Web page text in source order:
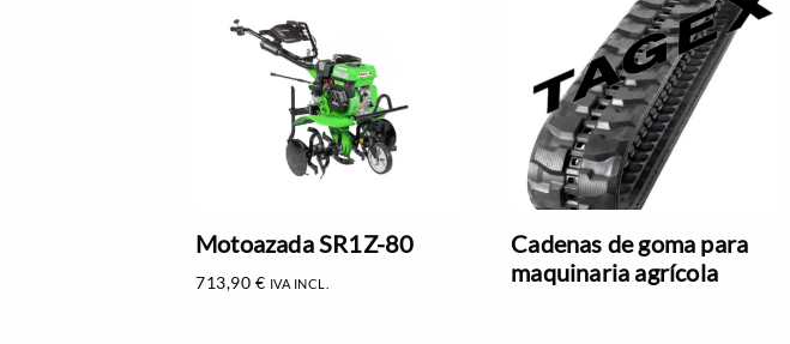
Motoazada SR1Z-80
713,90 € IVA INCL.
Cadenas de goma para
maquinaria agrícola